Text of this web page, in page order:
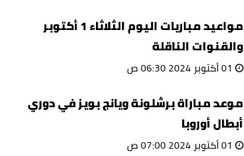
مواعيد مباريات اليوم الثلاثاء 1 أكتوبر
والقنوات الناقلة
01 أكتوبر 2024 06:30 ص
موعد مباراة برشلونة ويانج بويز في دوري
أبطال أوروبا
01 أكتوبر 2024 07:00 ص